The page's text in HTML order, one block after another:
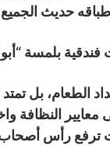
حديث
بلمسة
الطعام، بل
النظافة
ترفع رأس أصحاب